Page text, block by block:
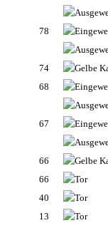
78
74
68
67
66
66
40
13